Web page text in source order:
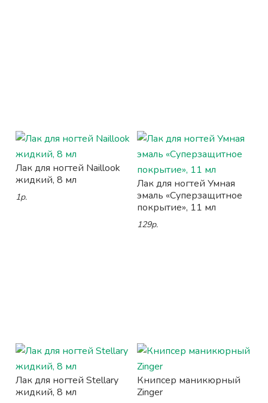
Лак для ногтей Naillook
жидкий, 8 мл
1р.
Лак для ногтей Умная
эмаль «Суперзащитное
покрытие», 11 мл
129р.
Лак для ногтей Stellary
жидкий, 8 мл
Книпсер маникюрный
Zinger